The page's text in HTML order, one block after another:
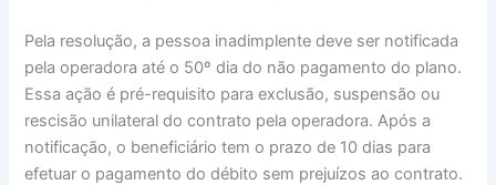
Pela resolução, a pessoa inadimplente deve ser notificada
pela operadora até o 50º dia do não pagamento do plano.
Essa ação é pré-requisito para exclusão, suspensão ou
rescisão unilateral do contrato pela operadora. Após a
notificação, o beneficiário tem o prazo de 10 dias para
efetuar o pagamento do débito sem prejuízos ao contrato.